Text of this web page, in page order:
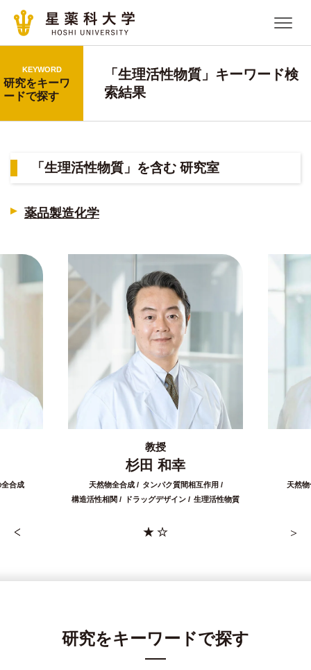
KEYWORD
研究をキーワ
ードで探す
「生理活性物質」キーワード検
索結果
「生理活性物質」を含む 研究室
薬品製造化学
合成
教授
杉田 和幸
天然物全合成
タンパク質間相互作用
構造活性相関
ドラッグデザイン 生理活性物質
天然
研究をキーワードで探す